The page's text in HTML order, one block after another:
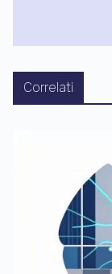
Correlati